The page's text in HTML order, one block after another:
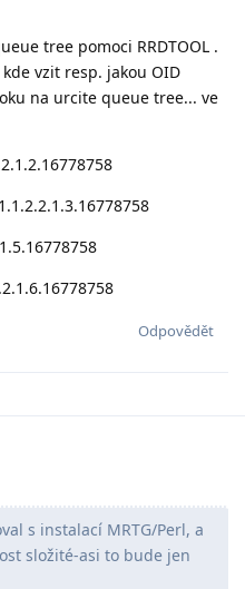
tree pomoci RRDTOOL .
vzit resp. jakou OID
na urcite queue tree... ve
Odpovědět
s instalací MRTG/Perl, a
složité-asi to bude jen